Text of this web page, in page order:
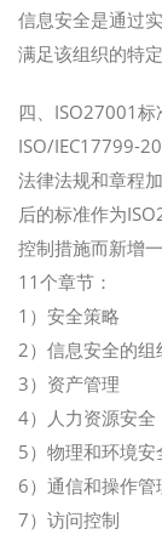
信息安全是通过
满足该组织的特定
四、ISO27001
ISO/IEC17799-
法律法规和章程
后的标准作为
控制措施而新增
11个章节：
1）安全策略
2）信息安全的组
3）资产管理
4）人力资源安全
5）物理和环境安
6）通信和操作管
7）访问控制